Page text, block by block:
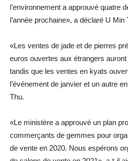
l’environnement a approuvé quatre
l’année prochaine», a déclaré U Min
«Les ventes de jade et de pierres
euros ouvertes aux étrangers
tandis que les ventes en kyats
l’événement de janvier et un autre
Thu.
«Le ministère a approuvé un plan
commerçants de gemmes pour
de vente en 2020. Nous espérons